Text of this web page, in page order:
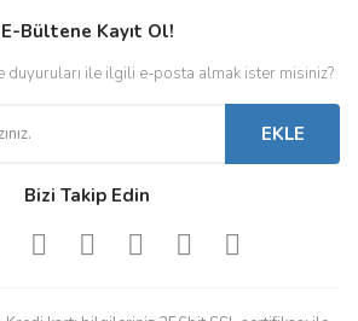
E-Bültene Kayıt Ol!
duyuruları ile ilgili e-posta almak ister misiniz?
EKLE
Bizi Takip Edin